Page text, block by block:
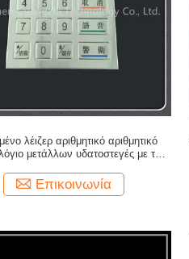
λέιζερ αριθμητικό αριθμητικό
μετάλλων υδατοστεγές με την
Επικοινωνία